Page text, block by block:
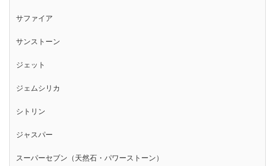
サファイア
サンストーン
ジェット
ジェムシリカ
シトリン
ジャスパー
スーパーセブン（天然石・パワーストーン）